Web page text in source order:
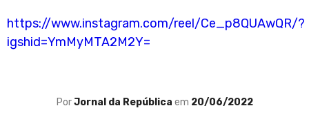
https://www.instagram.com/reel/Ce_p8QUAwQR/?
igshid=YmMyMTA2M2Y=
PorJornal da República em 20/06/2022